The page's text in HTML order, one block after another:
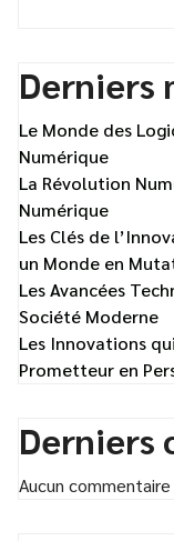
Derniers
Le Monde des
Numérique
La Révolution
Numérique
Les Clés de
un Monde en
Les Avancées
Société Moderne
Les Innovations
Prometteur en
Derniers
Aucun